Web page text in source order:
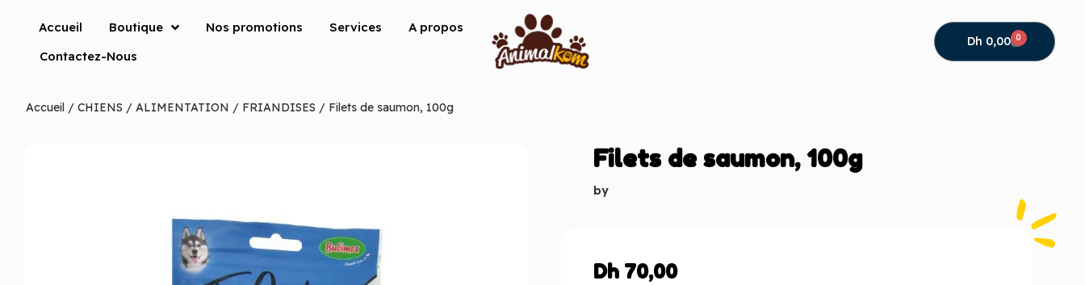
Accueil Boutique Nos promotions Services
A propos
Contactez-Nous
Dh 0,00 0
Accueil / CHIENS / ALIMENTATION / FRIANDISES / Filets de saumon, 100g
Filets de saumon, 100g
by
Dh 70,00